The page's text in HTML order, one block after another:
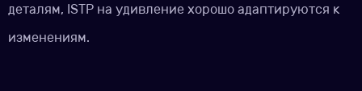
деталям, ISTP на удивление хорошо адаптируются к
изменениям.